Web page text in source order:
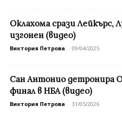
Оклахома срази Лейкърс,
изгонен (видео)
Виктория Петрова - 09/04/2025
Сан Антонио детронира
финал в НБА (видео)
Виктория Петрова - 31/05/2026